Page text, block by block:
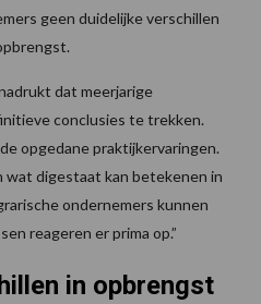
geen duidelijke verschillen
dat meerjarige
conclusies te trekken.
opgedane praktijkervaringen.
wat digestaat kan betekenen in
ondernemers kunnen
reageren er prima op.”
in opbrengst